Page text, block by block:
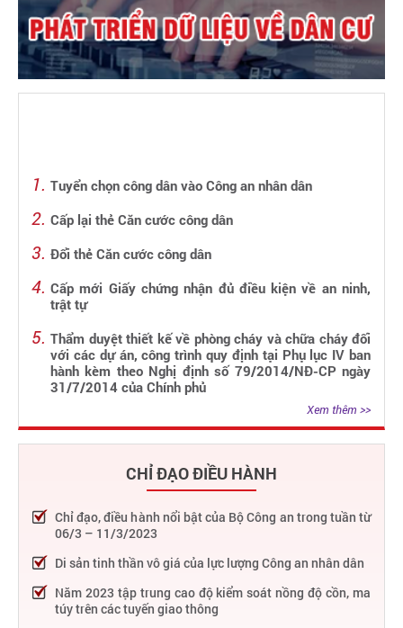
Tuyển chọn công dân vào Công an nhân dân
Cấp lại thẻ Căn cước công dân
Đổi thẻ Căn cước công dân
Cấp mới Giấy chứng nhận đủ điều kiện về an ninh,
trật tự
Thẩm duyệt thiết kế về phòng cháy và chữa cháy đối
với các dự án, công trình quy định tại Phụ lục IV ban
hành kèm theo Nghị định số 79/2014/NĐ-CP ngày
31/7/2014 của Chính phủ
Xem thêm >>
CHỈ ĐẠO ĐIỀU HÀNH
Chỉ đạo, điều hành nổi bật của Bộ Công an trong tuần từ
06/3 – 11/3/2023
Di sản tinh thần vô giá của lực lượng Công an nhân dân
Năm 2023 tập trung cao độ kiểm soát nồng độ cồn, ma
túy trên các tuyến giao thông